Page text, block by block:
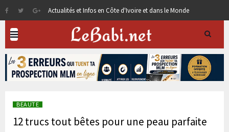
Actualités et Infos en Côte d'Ivoire et dans le Monde
BEAUTE
12 trucs tout bêtes pour une peau parfaite